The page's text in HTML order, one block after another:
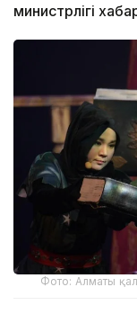
министрлігі
Фото: Алматы